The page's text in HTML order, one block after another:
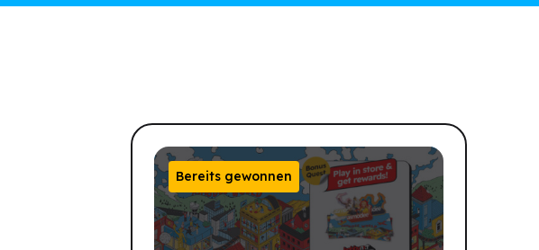
Bereits gewonnen